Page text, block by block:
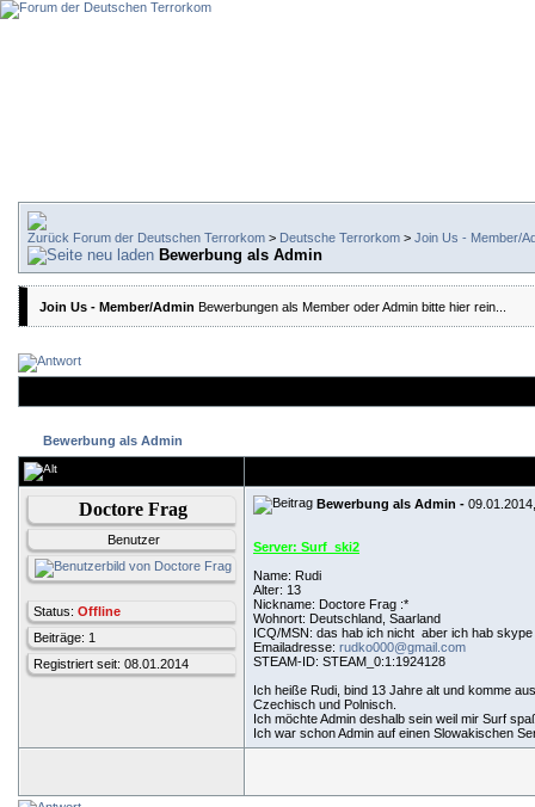
Forum der Deutschen Terrorkom > Deutsche Terrorkom > Join Us - Member/
Bewerbung als Admin
Join Us - Member/Admin Bewerbungen als Member oder Admin bitte hier rein...
Bewerbung als Admin
Doctore Frag
Benutzer
Status: Offline
Beiträge: 1
Registriert seit: 08.01.2014
Bewerbung als Admin -
Server: Surf_ski2
Name: Rudi
Alter: 13
Nickname: Doctore Frag :*
Wohnort: Deutschland, Saarland
ICQ/MSN: das hab ich nicht aber ich hab
Emailadresse: rudko000@gmail.com
STEAM-ID: STEAM_0:1:1924128
Ich heiße Rudi, bind 13 Jahre alt und komme
Czechisch und Polnisch.
Ich möchte Admin deshalb sein weil mir Surf
Ich war schon Admin auf einen Slowakischen